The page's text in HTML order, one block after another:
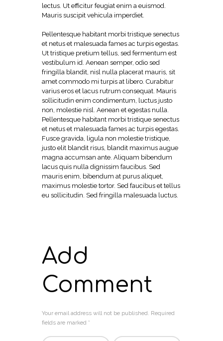
lectus. Ut efficitur feugiat enim a euismod.
Mauris suscipit vehicula imperdiet.
Pellentesque habitant morbi tristique senectus
et netus et malesuada fames ac turpis egestas.
Ut tristique pretium tellus, sed fermentum est
vestibulum id. Aenean semper, odio sed
fringilla blandit, nisl nulla placerat mauris, sit
amet commodo mi turpis at libero. Curabitur
varius eros et lacus rutrum consequat. Mauris
sollicitudin enim condimentum, luctus justo
non, molestie nisl. Aenean et egestas nulla.
Pellentesque habitant morbi tristique senectus
et netus et malesuada fames ac turpis egestas.
Fusce gravida, ligula non molestie tristique,
justo elit blandit risus, blandit maximus augue
magna accumsan ante. Aliquam bibendum
lacus quis nulla dignissim faucibus. Sed
mauris enim, bibendum at purus aliquet,
maximus molestie tortor. Sed faucibus et tellus
eu sollicitudin. Sed fringilla malesuada luctus.
Add
Comment
Your email address will not be published. Required
fields are marked *